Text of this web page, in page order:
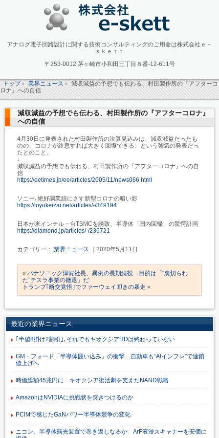
アナログ電子回路設計に関する技術コンサルティングのご用命は株式会社ｅ－
ｓｋｅｔｔ
〒253-0012 茅ヶ崎市小和田三丁目８番-12-611号
トップ› 業界ニュース› 減収減益の予想でも伝わる、村田製作所の『アフターコ
ロナ』への自信
減収減益の予想でも伝わる、村田製作所の『アフターコロナ』
への自信
4月30日に発表された村田製作所の決算見込みは、減収減益だったも
のの、コロナが終息すれば大きく回復できる、という強気の発表だっ
たとのこと。
↓
減収減益の予想でも伝わる、村田製作所の『アフターコロナ』への自
信
https://eetimes.jp/ee/articles/2005/11/news066.html
ソニー､絶好調業績にさす新型コロナの暗い影
https://toyokeizai.net/articles/-/349194
日本が米インテル・台TSMCを誘致、半導体「国内回帰」の驚愕計画
https://diamond.jp/articles/-/236721
カテゴリー： 業界ニュース ｜2020年5月11日
« パナソニック津賀社長、異例の長期続投…目的は「“裏切られ
た”テスラ事業の撤退」だ
トランプ｢断交覚悟｣でファーウェイ叩きの暴走 »
最近の業界ニュース
｢半値8掛け2割引｣､それでもキオクシアHDは終わっていない
GM・フォード「半導体囲い込み」の衝撃…自動車も“AIインフレ”で連鎖
値上げへ
時価総額45兆円に キオクシア復活劇を支えたNAND戦略
AmazonはNVIDIAに挑戦状を突きつけるのか
PCIMで感じたGaNパワー半導体競争の変化
ニコン、半導体露光装置で巻き返しなるか ArF液浸スキャナーを安価に